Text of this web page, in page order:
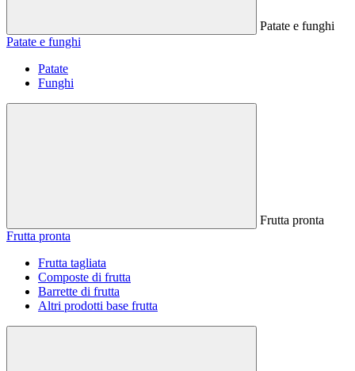
Patate e funghi
Patate e funghi
Patate
Funghi
Frutta pronta
Frutta pronta
Frutta tagliata
Composte di frutta
Barrette di frutta
Altri prodotti base frutta